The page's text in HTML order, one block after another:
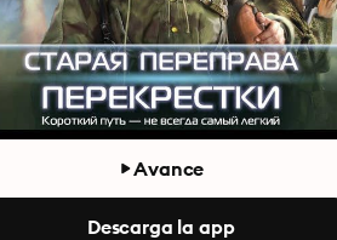
Avance
Descarga la app